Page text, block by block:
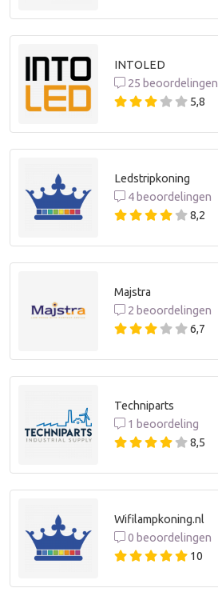
INTOLED
25 beoordelingen
5,8
Ledstripkoning
4 beoordelingen
8,2
Majstra
2 beoordelingen
6,7
Techniparts
1 beoordeling
8,5
Wifilampkoning.nl
0 beoordelingen
10